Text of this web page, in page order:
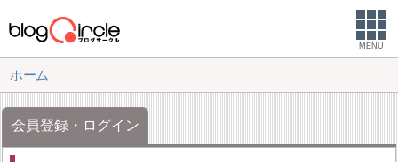
MENU
ホーム
会員登録・ログイン